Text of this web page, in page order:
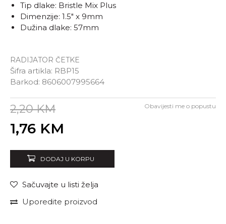
RADIJATOR ČETKE
Šifra artikla: RBP15
Barkod: 8606007995664
Tip dlake: Bristle Mix Plus
Dimenzije: 1.5" x 9mm
Dužina dlake: 57mm
2,20 KM
1,76 KM
Obavijesti me o popustu
DODAJ U KORPU
Sačuvajte u listi želja
Uporedite proizvod